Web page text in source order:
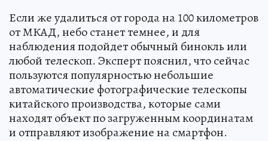
Если же удалиться от города на 100 километров
от МКАД, небо станет темнее, и для
наблюдения подойдет обычный бинокль или
любой телескоп. Эксперт пояснил, что сейчас
пользуются популярностью небольшие
автоматические фотографические телескопы
китайского производства, которые сами
находят объект по загруженным координатам
и отправляют изображение на смартфон.